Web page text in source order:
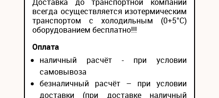
всегда осуществляется изотермическим
транспортом с холодильным (0+5°С)
оборудованием бесплатно!!!
Оплата
наличный расчёт - при условии
самовывоза
безналичный расчёт – при условии
доставки (при доставке наличный